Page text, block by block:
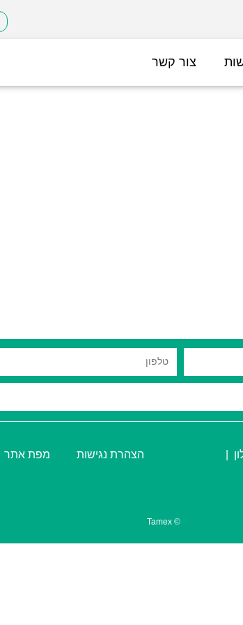
צור קשר
הצהרת נגישות מפת אתר
© Tamex